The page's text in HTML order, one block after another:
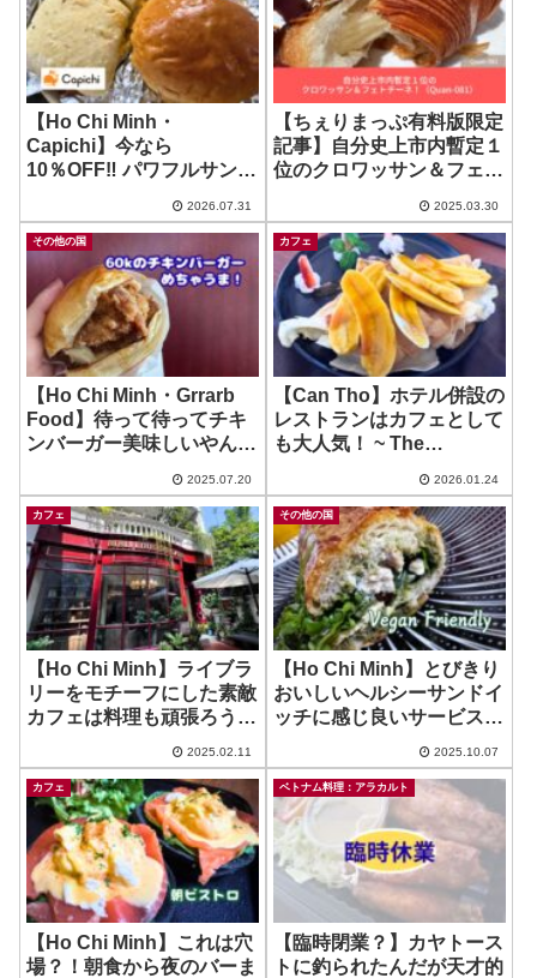
【Ho Chi Minh・
Capichi】今なら
10％OFF‼️ パワフルサンド
Boss Bistro
2026.07.31
【ちぇりまっぷ有料版限定
記事】自分史上市内暫定１
位のクロワッサン＆フェト
2025.03.30
その他の国
【Ho Chi Minh・Grrarb
Food】待って待ってチキ
ンバーガー美味しいやん！
Shack
2025.07.20
カフェ
【Can Tho】ホテル併設の
レストランはカフェとして
も大人気！ ~ The
2026.01.24
カフェ
【Ho Chi Minh】ライブラ
リーをモチーフにした素敵
カフェは料理も頑張ろうと
LIBRARY CAFE
2025.02.11
その他の国
【Ho Chi Minh】とびきり
おいしいヘルシーサンドイ
ッチに感じ良いサービス ~
2025.10.07
カフェ
【Ho Chi Minh】これは穴
場？！朝食から夜のバーま
ベトナム料理：アラカルト
【臨時閉業？】カヤトース
トに釣られたんだが天才的